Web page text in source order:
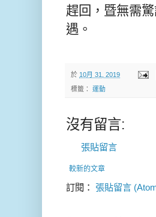
趕回，暨無需
遇。
於 10月 31, 2019
標籤： 運動
沒有留言:
張貼留言
較新的文章
訂閱： 張貼留言